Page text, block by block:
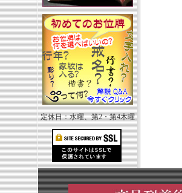
定休日：水曜、第2・第4木曜